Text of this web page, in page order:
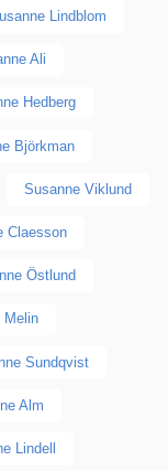
Lindblom
Ali
Hedberg
Björkman
Susanne Viklund
Claesson
Östlund
Melin
Sundqvist
Alm
Lindell